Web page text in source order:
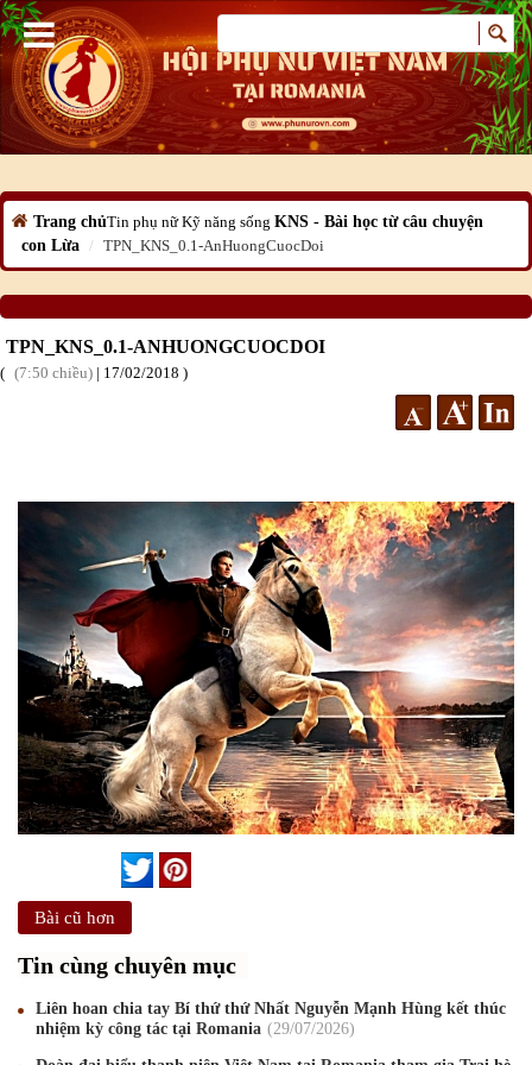
Trang chủTin phụ nữ Kỹ năng sống KNS - Bài học từ câu chuyện
con Lừa
TPN_KNS_0.1-AnHuongCuocDoi
TPN_KNS_0.1-ANHUONGCUOCDOI
7:50 chiều | 17/02/2018
Bài cũ hơn
Tin cùng chuyên mục
Liên hoan chia tay Bí thứ thứ Nhất Nguyễn Mạnh Hùng kết thúc
nhiệm kỳ công tác tại Romania
29/07/2026